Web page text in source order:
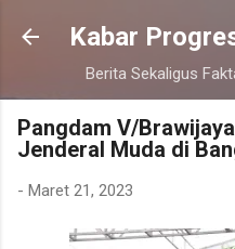
Langsung
Kabar
Berita Sekaligus
Pangdam V/
Jenderal Muda di
- Maret 21, 2023